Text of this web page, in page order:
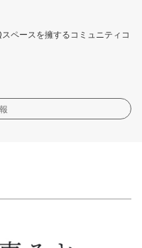
ペースを擁するコミュニティコ